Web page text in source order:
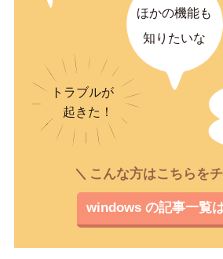
こんな方はこちらを
windows の記事一覧